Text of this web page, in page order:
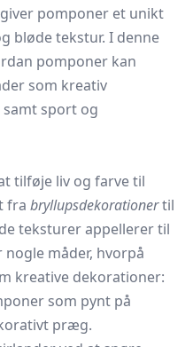
pomponer et unikt
bløde tekstur. I denne
pomponer kan
som kreativ
sport og
tilføje liv og farve til
fra bryllupsdekorationertil
teksturer appellerer til
måder, hvorpå
kreative dekorationer:
som pynt på
præg.